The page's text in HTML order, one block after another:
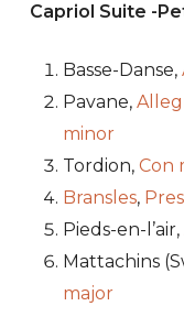
Capriol Suite -
Basse-Danse,
Pavane,
minor
Tordion, Con
Bransles,
Pieds-en-l’air,
Mattachins
major